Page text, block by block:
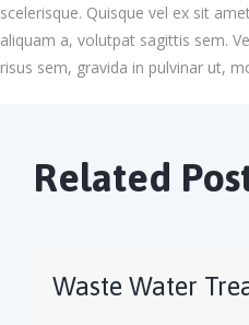
scelerisque. Quisque vel ex sit
aliquam a, volutpat sagittis sem.
risus sem, gravida in pulvinar ut,
Related
Waste Water